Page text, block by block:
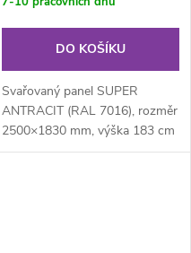
DO KOŠÍKU
Svařovaný panel SUPER
ANTRACIT (RAL 7016), rozměr
2500×1830 mm, výška 183 cm
je svařovaný plotový panel o